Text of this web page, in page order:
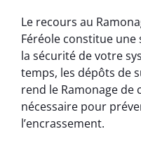
Le recours au
Féréole constitue
la sécurité de votre
temps, les dépôts de
rend le Ramonage de
nécessaire pour
l’encrassement.